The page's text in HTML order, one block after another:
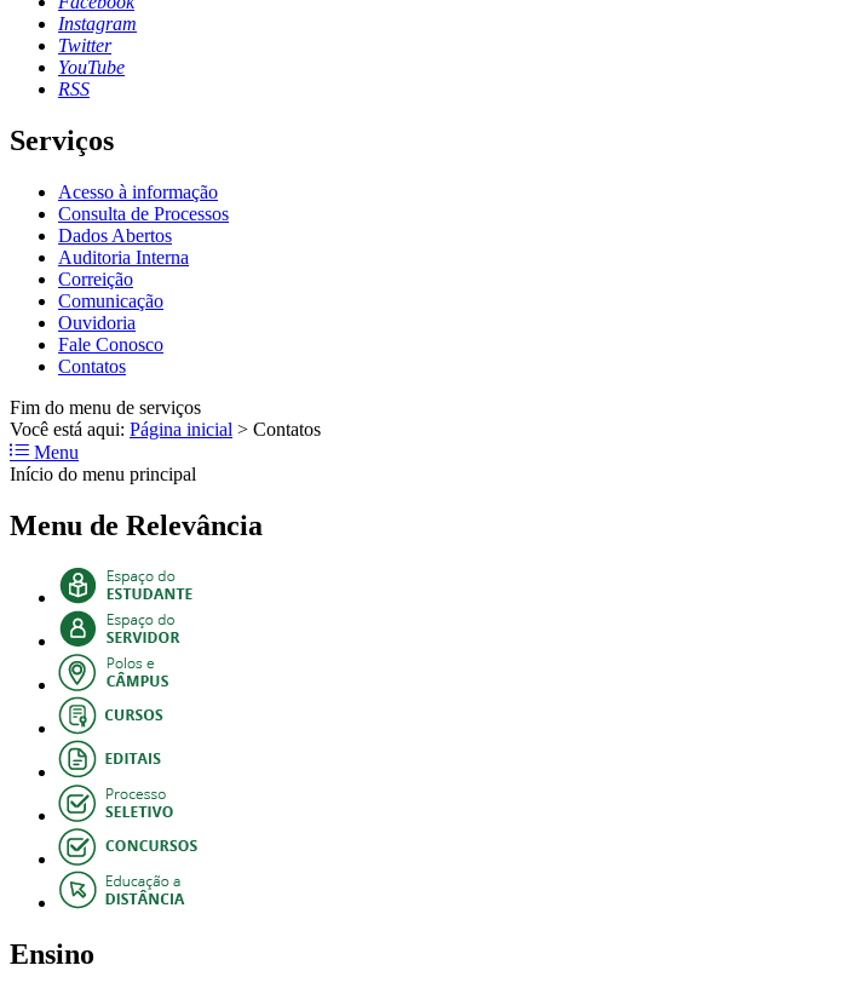
Instagram
Twitter
YouTube
RSS
Serviços
Acesso à informação
Consulta de Processos
Dados Abertos
Auditoria Interna
Correição
Comunicação
Ouvidoria
Fale Conosco
Contatos
Fim do menu de serviços
Você está aqui: Página inicial > Contatos
Menu
Início do menu principal
Menu de Relevância
Ensino